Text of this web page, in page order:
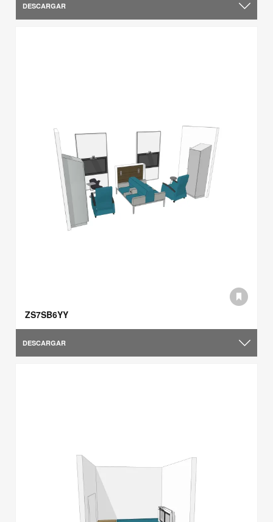
DESCARGAR
ZS7SB6YY
DESCARGAR